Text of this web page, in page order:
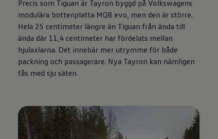
Precis som Tiguan är Tayron byggd på Volkswagens
modulära bottenplatta MQB evo, men den är större.
Hela 25 centimeter längre än Tiguan från ända till
ända där 11,4 centimeter har fördelats mellan
hjulaxlarna. Det innebär mer utrymme för både
packning och passagerare. Nya Tayron kan nämligen
fås med sju säten.